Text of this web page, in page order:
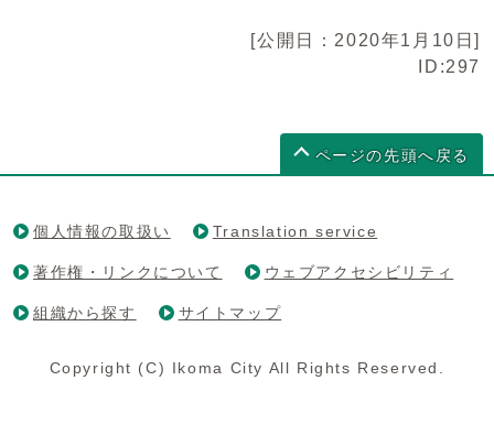
[公開日：2020年1月10日]
ID:297
ページの先頭へ戻る
個人情報の取扱い Translation service
著作権・リンクについて ウェブアクセシビリティ
組織から探す サイトマップ
Copyright (C) Ikoma City All Rights Reserved.